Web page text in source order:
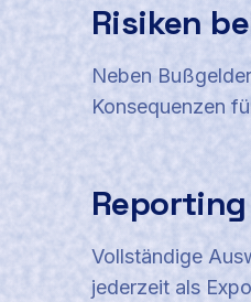
Risiken
Neben
Konsequenzen
Reporting
Vollständige
jederzeit als